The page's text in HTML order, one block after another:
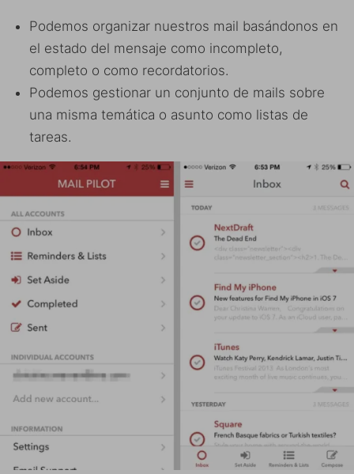
Podemos organizar nuestros mail basándonos en
el estado del mensaje como incompleto,
completo o como recordatorios.
Podemos gestionar un conjunto de mails sobre
una misma temática o asunto como listas de
tareas.